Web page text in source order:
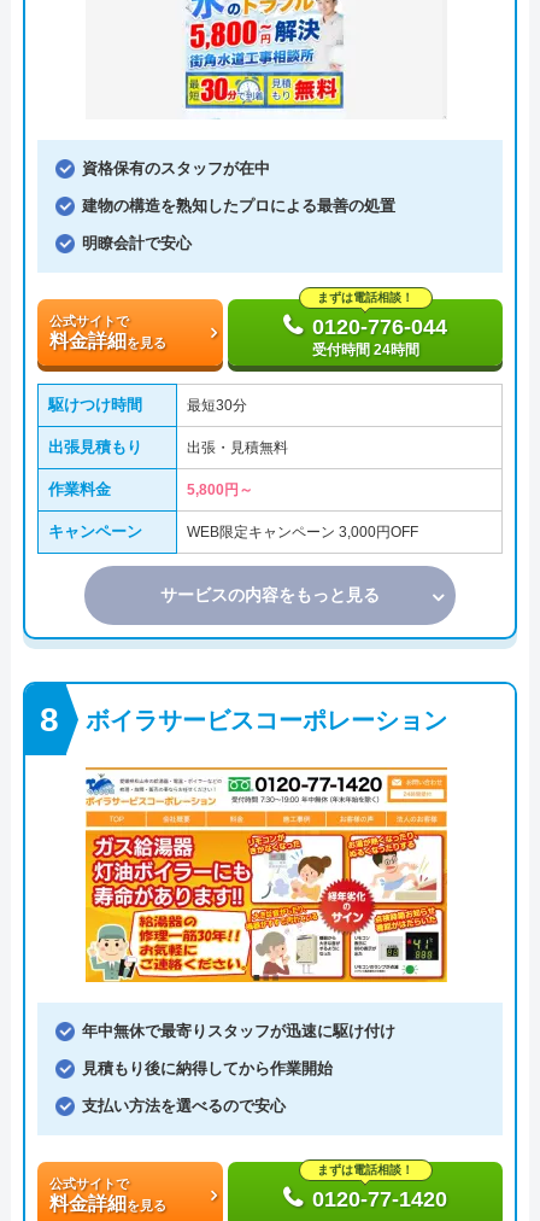
資格保有のスタッフが在中
建物の構造を熟知したプロによる最善の処置
明瞭会計で安心
公式サイトで
料金詳細を見る
まずは電話相談！
0120-776-044
受付時間 24時間
駆けつけ時間 最短30分
出張見積もり 出張・見積無料
作業料金 5,800円～
キャンペーン WEB限定キャンペーン 3,000円OFF
サービスの内容をもっと見る
ボイラサービスコーポレーション
年中無休で最寄りスタッフが迅速に駆け付け
見積もり後に納得してから作業開始
支払い方法を選べるので安心
公式サイトで
料金詳細を見る
まずは電話相談！
0120-77-1420